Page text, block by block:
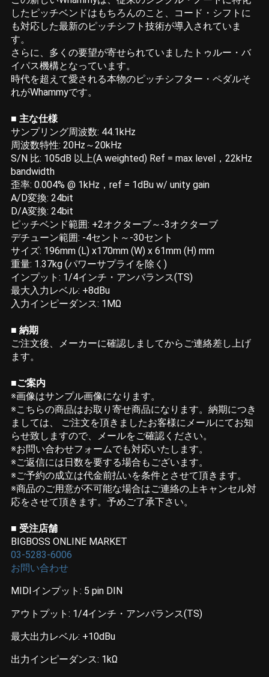
したピッチベンドはもちろんのこと、コード・シフトに
も対応した最新のピッチシフト技術が導入されていま
す。
さらに、多くの要望が寄せられていましたトゥルー・バ
イパス機構となっています。
時代を超えて愛される本物のピッチシフター・ペダルそ
れがWhammyです。
■ 主な仕様
サンプリング周波数: 44.1kHz
周波数特性: 20Hz～20kHz
S/N 比: 105dB 以上(A weighted) Ref = max level，22kHz
bandwidth
歪率: 0.004% @ 1kHz，ref = 1dBu w/ unity gain
A/D変換: 24bit
D/A変換: 24bit
ピッチベンド範囲: +2オクターブ～-3オクターブ
デチューン範囲: -4セント～-30セント
サイズ: 196mm (L) x170mm (W) x 61mm (H) mm
重量: 1.37kg (パワーサプライを除く)
インプット: 1/4インチ・アンバランス(TS)
最大入力レベル: +8dBu
入力インピーダンス: 1MΩ
■ 納期
ご注文後、メーカーに確認しましてからご連絡差し上げ
ます。
■ご案内
※画像はサンプル画像になります。
※こちらの商品はお取り寄せ商品になります。納期につき
ましては、 ご注文を頂きましたお客様にメールにてお知
らせ致しますので、メールをご確認ください。
※お問い合わせフォームでも対応いたします。
※ご返信には日数を要する場合もございます。
※ご予約の成立は代金前払いを条件とさせて頂きます。
※商品のご用意が不可能な場合はご連絡の上キャンセル対
応をさせて頂きます。予めご了承下さい。
■ 受注店舗
BIGBOSS ONLINE MARKET
03-5283-6006
お問い合わせ
MIDIインプット: 5 pin DIN
アウトプット: 1/4インチ・アンバランス(TS)
最大出力レベル: +10dBu
出力インピーダンス: 1kΩ